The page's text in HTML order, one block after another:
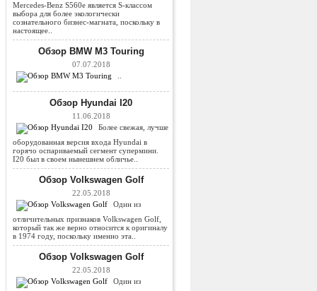
Mercedes-Benz S560e является S-классом
выбора для более экологически
сознательного бизнес-магната, поскольку в
настоящее..
Обзор BMW M3 Touring
07.07.2018
Обзор Hyundai I20
11.06.2018
Более свежая, лучше
оборудованная версия входа Hyundai в
горячо оспариваемый сегмент супермини.
I20 был в своем нынешнем обличье..
Обзор Volkswagen Golf
22.05.2018
Один из
отличительных признаков Volkswagen Golf,
который так же верно относится к оригиналу
в 1974 году, поскольку именно эта..
Обзор Volkswagen Golf
22.05.2018
Один из